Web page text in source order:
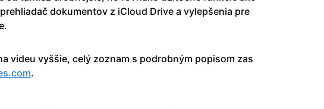
dokumentov z iCloud Drive a vylepšenia pre
videu vyššie, celý zoznam s podrobným popisom zas
.